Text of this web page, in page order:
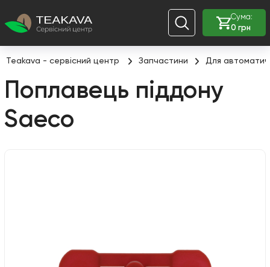
Сума:
0 грн
Teakava - сервісний центр Запчастини Для
Поплавець піддону
Saeco